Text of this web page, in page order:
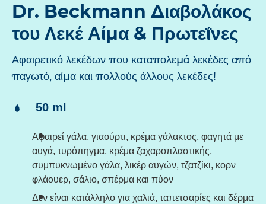
Dr. Beckmann Διαβολάκος
του Λεκέ Αίμα & Πρωτεΐνες
Αφαιρετικό λεκέδων που καταπολεμά λεκέδες από
παγωτό, αίμα και πολλούς άλλους λεκέδες!
Περιεχόμενο:
50 ml
Αφαιρεί γάλα, γιαούρτι, κρέμα γάλακτος, φαγητά με
αυγά, τυρόπηγμα, κρέμα ζαχαροπλαστικής,
συμπυκνωμένο γάλα, λικέρ αυγών, τζατζίκι, κορν
φλάουερ, σάλιο, σπέρμα και πύον
Δεν είναι κατάλληλο για χαλιά, ταπετσαρίες και δέρμα